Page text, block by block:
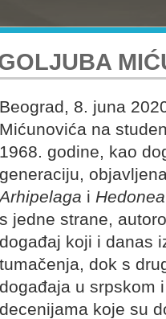
Beograd, 8. juna
Mićunovića na
1968. godine, kao
generaciju,
Arhipelaga i Hedonea
s jedne strane,
događaj koji i danas
tumačenja, dok s
događaja u srpskom
decenijama koje su